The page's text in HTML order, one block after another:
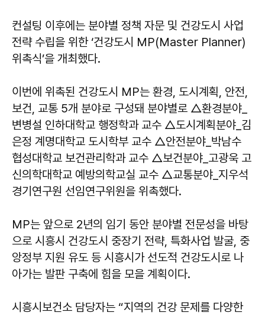
컨설팅 이후에는 분야별 정책 자문 및 건강도시 사업
전략 수립을 위한 ‘건강도시 MP(Master Planner)
위촉식’을 개최했다.
이번에 위촉된 건강도시 MP는 환경, 도시계획, 안전,
보건, 교통 5개 분야로 구성돼 분야별로 △환경분야_
변병설 인하대학교 행정학과 교수 △도시계획분야_김
은정 계명대학교 도시학부 교수 △안전분야_박남수
협성대학교 보건관리학과 교수 △보건분야_고광욱 고
신의학대학교 예방의학교실 교수 △교통분야_지우석
경기연구원 선임연구위원을 위촉했다.
MP는 앞으로 2년의 임기 동안 분야별 전문성을 바탕
으로 시흥시 건강도시 중장기 전략, 특화사업 발굴, 중
앙정부 지원 유도 등 시흥시가 선도적 건강도시로 나
아가는 발판 구축에 힘을 모을 계획이다.
시흥시보건소 담당자는 “지역의 건강 문제를 다양한